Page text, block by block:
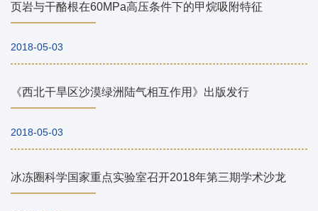
页岩与干酪根在60MPa高压条件下的甲烷吸附特征
2018-05-03
《西北干旱区沙漠绿洲陆气相互作用》出版发行
2018-05-03
冰冻圈科学国家重点实验室召开2018年第三期学术沙龙